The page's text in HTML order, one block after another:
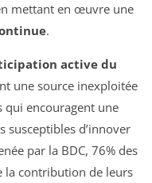
mettant en œuvre une
.
active du
une source inexploitée
qui encouragent une
susceptibles d’innover
par la BDC, 76% des
la contribution de leurs